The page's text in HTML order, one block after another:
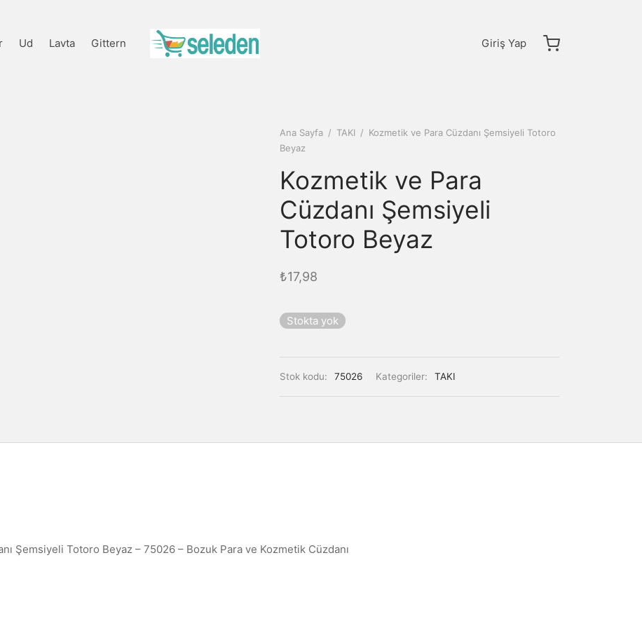
Ud Lavta Gittern Giriş Yap
Ana Sayfa / TAKI / Kozmetik ve Para Cüzdanı Şemsiyeli Totoro
Beyaz
Kozmetik ve Para
Cüzdanı Şemsiyeli
Totoro Beyaz
₺17,98
Stokta yok
Stok kodu: 75026 Kategoriler: TAKI
Şemsiyeli Totoro Beyaz – 75026 – Bozuk Para ve Kozmetik Cüzdanı